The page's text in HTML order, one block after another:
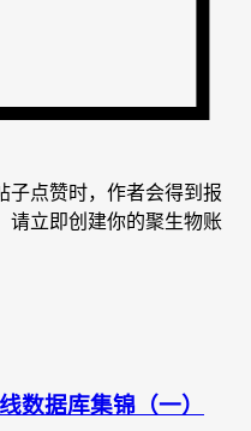
子点赞时，作者会得到报
请立即创建你的聚生物账
数据库集锦（一）